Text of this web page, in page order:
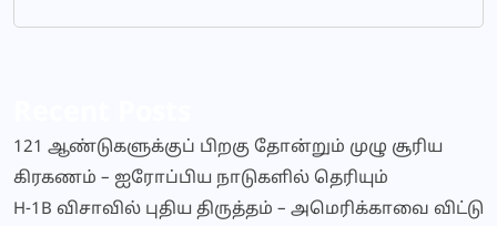
121 ஆண்டுகளுக்குப் பிறகு தோன்றும் முழு சூரிய
கிரகணம் – ஐரோப்பிய நாடுகளில் தெரியும்
H-1B விசாவில் புதிய திருத்தம் – அமெரிக்காவை விட்டு